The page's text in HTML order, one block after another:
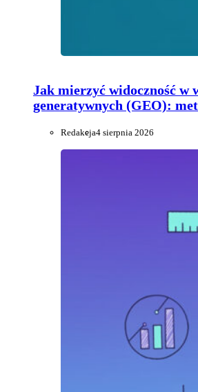
Jak mierzyć widoczność w
generatywnych (GEO):
Redakcja4 sierpnia 2026